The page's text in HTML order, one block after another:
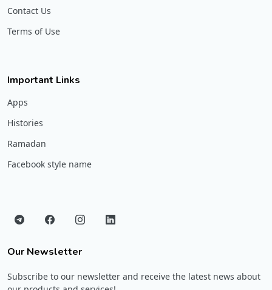
Contact Us
Terms of Use
Important Links
Apps
Histories
Ramadan
Facebook style name
Our Newsletter
Subscribe to our newsletter and receive the latest news about